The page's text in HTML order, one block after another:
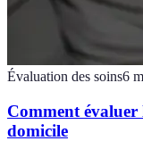
Évaluation des soins6
Comment évaluer
domicile